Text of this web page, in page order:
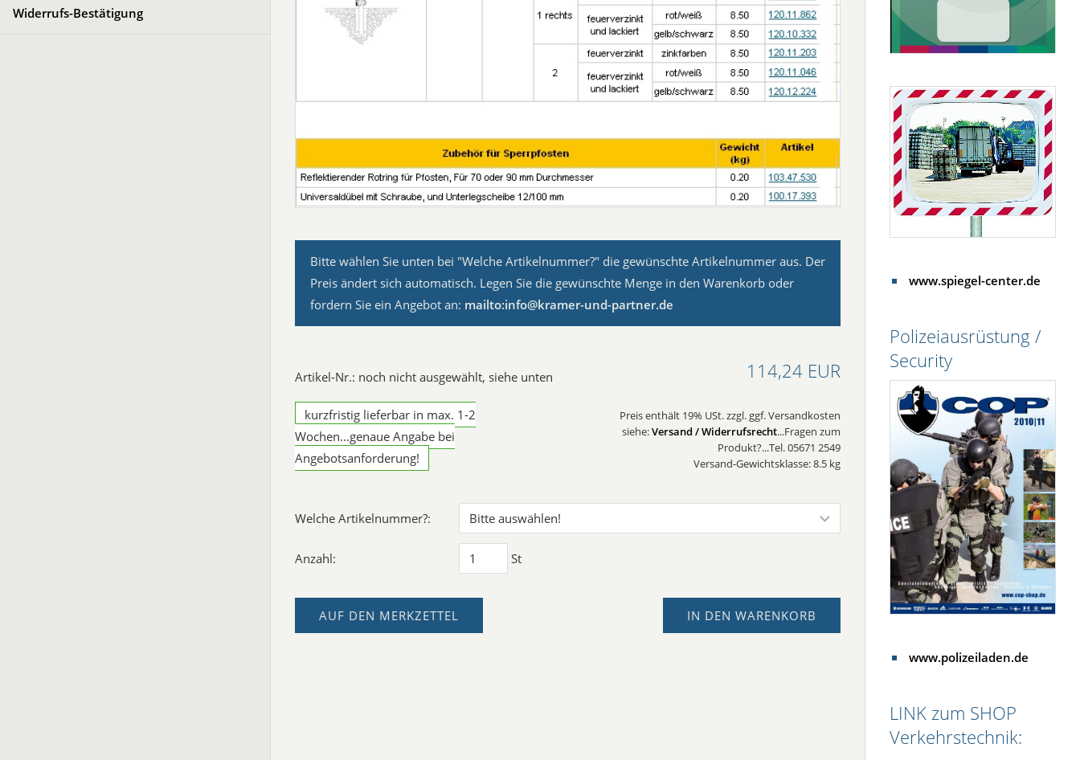
Widerrufs-Bestätigung
Bitte wählen Sie unten bei "Welche Artikelnummer?" die gewünschte Artikelnummer aus. Der
Preis ändert sich automatisch. Legen Sie die gewünschte Menge in den Warenkorb oder
fordern Sie ein Angebot an: mailto:info@kramer-und-partner.de
Artikel-Nr.: noch nicht ausgewählt, siehe unten
kurzfristig lieferbar in max. 1-2
Wochen...genaue Angabe bei
Angebotsanforderung!
114,24 EUR
Preis enthält 19% USt. zzgl. ggf. Versandkosten
siehe:Versand / Widerrufsrecht...Fragen zum
Produkt?...Tel. 05671 2549
Versand-Gewichtsklasse: 8.5 kg
Welche Artikelnummer?:
Anzahl: St
IN DEN WARENKORB
AUF DEN MERKZETTEL
www.spiegel-center.de
Polizeiausrüstung /
Security
www.polizeiladen.de
LINK zum SHOP
Verkehrstechnik: